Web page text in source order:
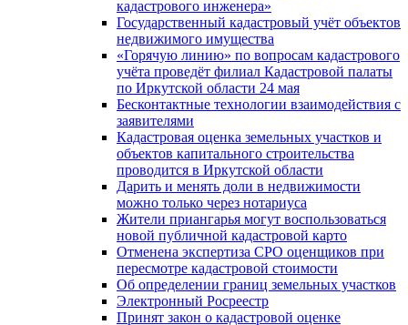
кадастрового инженера»
Государственный кадастровый учёт объектов
недвижимого имущества
«Горячую линию» по вопросам кадастрового
учёта проведёт филиал Кадастровой палаты
по Иркутской области 24 мая
Бесконтактные технологии взаимодействия с
заявителями
Кадастровая оценка земельных участков и
объектов капитального строительства
проводится в Иркутской области
Дарить и менять доли в недвижимости
можно только через нотариуса
Жители приангарья могут воспользоваться
новой публичной кадастровой карто
Отменена экспертиза СРО оценщиков при
пересмотре кадастровой стоимости
Об определении границ земельных участков
Электронный Росреестр
Принят закон о кадастровой оценке